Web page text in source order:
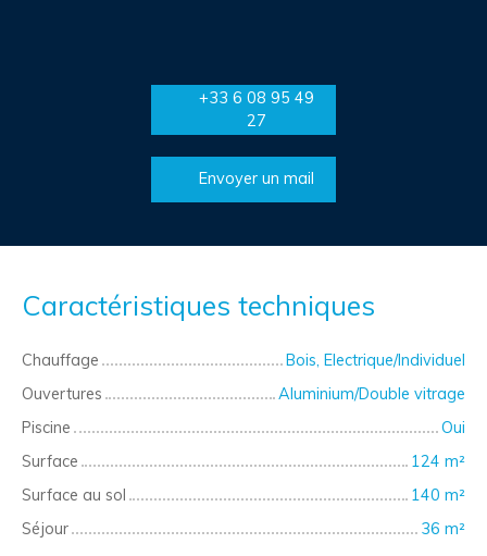
+33 6 08 95 49
27
Envoyer un mail
Caractéristiques techniques
Chauffage
Bois, Electrique/Individuel
Ouvertures
Aluminium/Double vitrage
Piscine
Oui
Surface
124 m²
Surface au sol
140 m²
Séjour
36 m²